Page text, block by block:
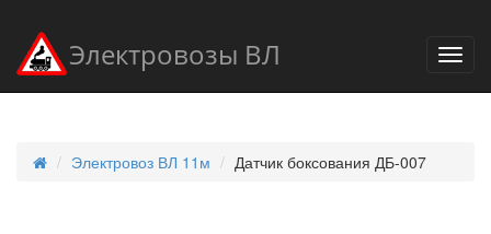
Электровозы ВЛ
Электровоз ВЛ 11м Датчик боксования ДБ-007